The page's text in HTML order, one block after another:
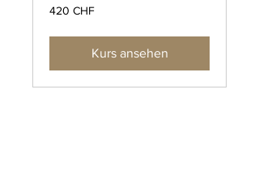
420
Schweizer
420 CHF
Kurs ansehen